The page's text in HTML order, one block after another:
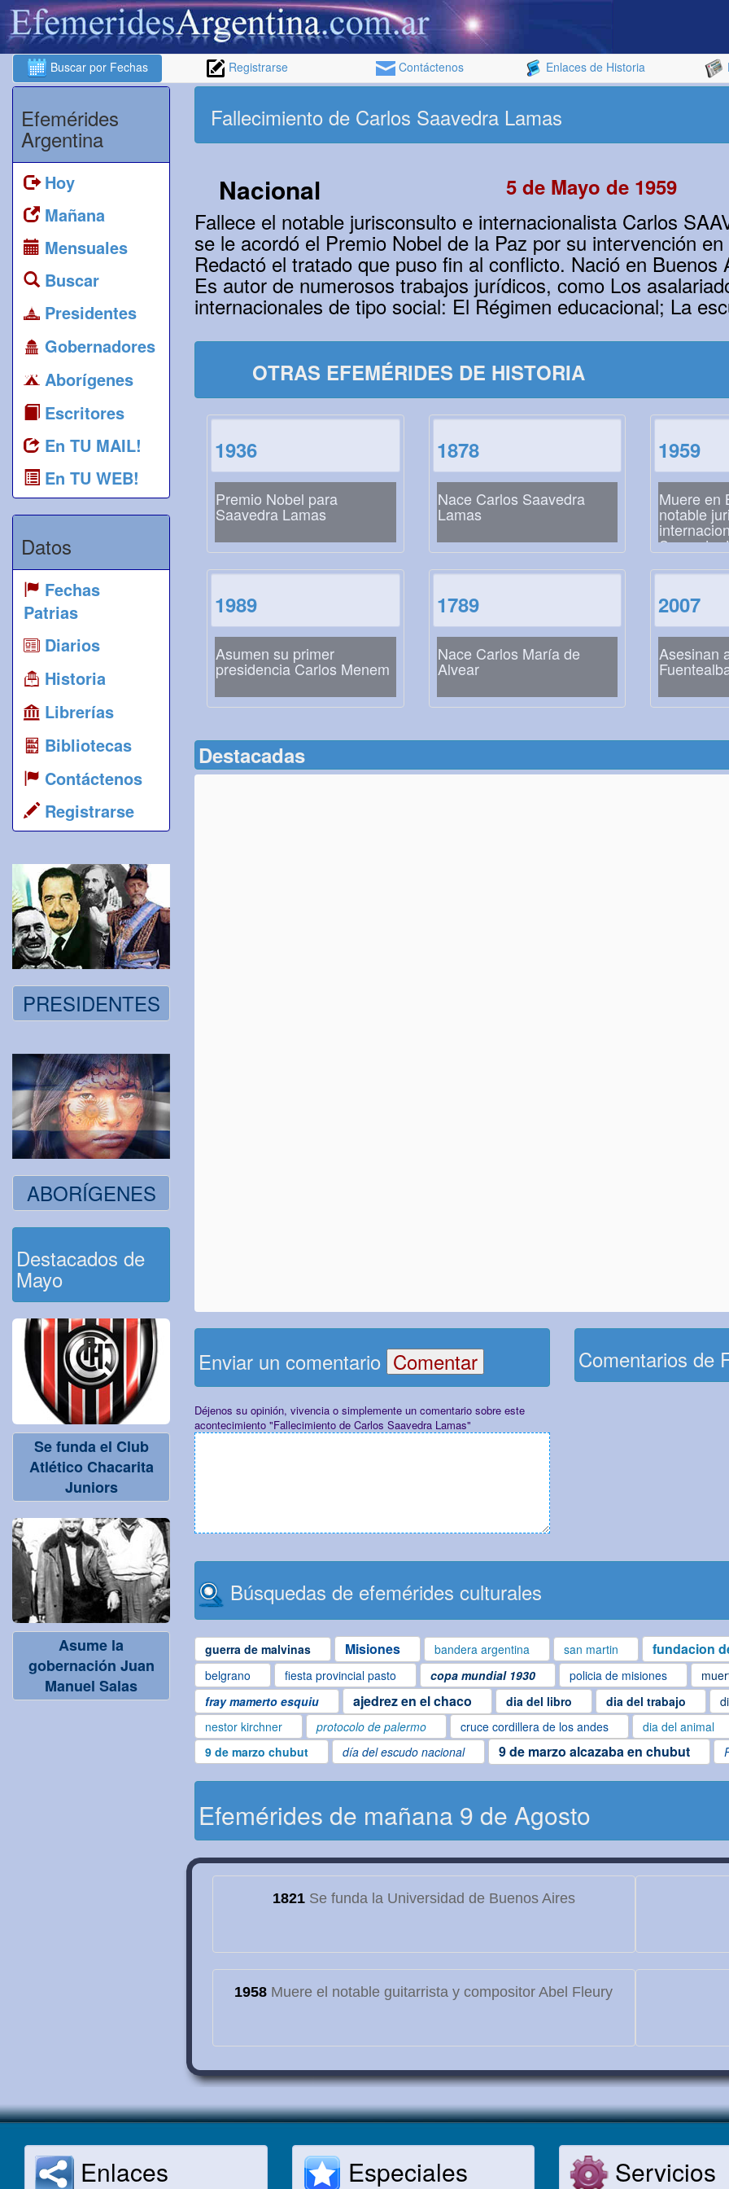
Buscar por Fechas Registrarse Contáctenos Enlaces de Historia
Efemérides
Argentina
Hoy
Mañana
Mensuales
Buscar
Presidentes
Gobernadores
Aborígenes
Escritores
En TU MAIL!
En TU WEB!
Datos
Fechas
Patrias
Diarios
Historia
Librerías
Bibliotecas
Contáctenos
Registrarse
PRESIDENTES
ABORÍGENES
Destacados de
Mayo
Se funda el Club
Atlético Chacarita
Juniors
Asume la
gobernación Juan
Manuel Salas
Fallecimiento de Carlos Saavedra Lamas
Nacional 5 de Mayo de 1959
Fallece el notable jurisconsulto e internacionalista Carlos
se le acordó el Premio Nobel de la Paz por su intervención
Redactó el tratado que puso fin al conflicto. Nació en
Es autor de numerosos trabajos jurídicos, como Los
internacionales de tipo social: El Régimen educacional; La
OTRAS EFEMÉRIDES DE HISTORIA
1936
Premio Nobel para
Saavedra Lamas
1878
Nace Carlos Saavedra
Lamas
1959
Muere en
notable
Saavedra
1989
Asumen su primer
presidencia Carlos Menem
1789
Nace Carlos María de
Alvear
2007
Asesinan
Destacadas
Enviar un comentario
Déjenos su opinión, vivencia o simplemente un comentario sobre este
acontecimiento "Fallecimiento de Carlos Saavedra Lamas"
Comentarios de
Búsquedas de efemérides culturales
guerra de malvinas Misiones bandera argentina san martin fundacion
belgrano
fiesta provincial pasto copa mundial 1930 policia de misiones
fray mamerto esquiu
ajedrez en el chaco dia del libro dia del trabajo
nestor kirchner protocolo de palermo cruce cordillera de los andes dia del animal
9 de marzo chubut
día del escudo nacional 9 de marzo alcazaba en chubut
Efemérides de mañana 9 de Agosto
1821Se funda la Universidad de Buenos Aires
1958 Muere el notable guitarrista y compositor Abel Fleury
Enlaces Especiales Servicios